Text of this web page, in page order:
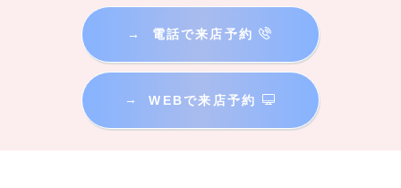
→ 電話で来店予約
→ WEBで来店予約